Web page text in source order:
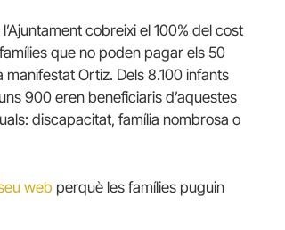
cobreixi el 100% del cost
famílies que no poden pagar els 50
Ortiz. Dels 8.100 infants
900 eren beneficiaris d’aquestes
discapacitat, família nombrosa o
web perquè les famílies puguin